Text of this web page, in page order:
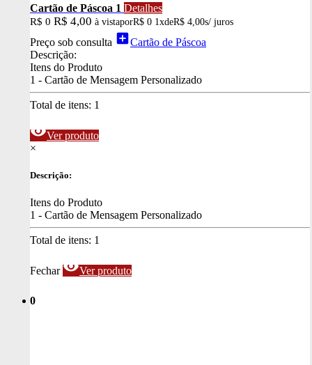
Cartão de Páscoa 1 Detalhes
R$ 0 R$ 4,00 à vistaporR$ 0 1xdeR$ 4,00s/ juros
Preço sob consulta add_boxCartão de Páscoa
Descrição:
Itens do Produto
1 - Cartão de Mensagem Personalizado
Total de itens: 1
visibilityVer produto
×
Descrição:
Itens do Produto
1 - Cartão de Mensagem Personalizado
Total de itens: 1
Fechar visibilityVer produto
0